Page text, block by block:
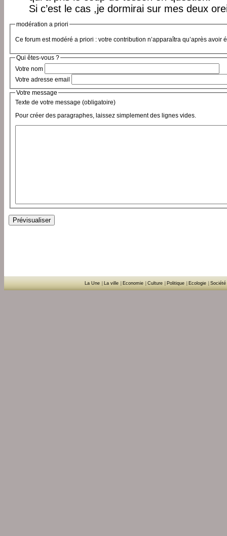
Si c’est le cas ,je dormirai sur mes deux
modération a priori
Ce forum est modéré a priori : votre contribution n’apparaîtra qu’après avoir
Qui êtes-vous ?
Votre nom
Votre adresse email
Votre message
Texte de votre message (obligatoire)
Pour créer des paragraphes, laissez simplement des lignes vides.
La Une La ville Economie Culture Politique Ecologie Société